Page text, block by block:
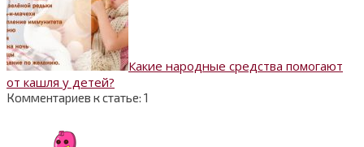
Какие народные средства помогают
от кашля у детей?
Комментариев к статье: 1